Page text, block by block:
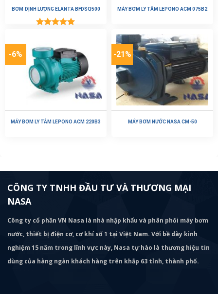
BƠM ĐỊNH LƯỢNG ELANTA BFDSQ500
5 sao
MÁY BƠM LY TÂM LEPONO ACM 075B2
-6%
MÁY BƠM LY TÂM LEPONO ACM 220B3
-21%
MÁY BƠM NƯỚC NASA CM-50
CÔNG TY TNHH ĐẦU TƯ VÀ THƯƠNG MẠI
NASA
Công ty cổ phần VN Nasa là nhà nhập khẩu và phân phối máy bơm
nước, thiết bị điện cơ, cơ khí số 1 tại Việt Nam. Với bề dày kinh
nghiệm 15 năm trong lĩnh vực này, Nasa tự hào là thương hiệu tin
dùng của hàng ngàn khách hàng trên khắp 63 tỉnh, thành phố.